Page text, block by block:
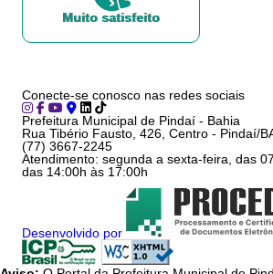
Muito satisfeito
Conecte-se conosco nas redes sociais
Prefeitura Municipal de Pindaí - Bahia
Rua Tibério Fausto, 426, Centro - Pindaí/
(77) 3667-2245
Atendimento: segunda a sexta-feira, das
das 14:00h às 17:00h
Desenvolvido por